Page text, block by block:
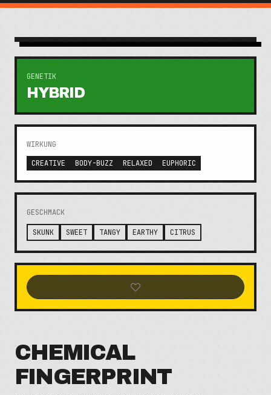
GENETIK
HYBRID
WIRKUNG
CREATIVE
BODY-BUZZ RELAXED EUPHORIC
GESCHMACK
SKUNK SWEET TANGY EARTHY CITRUS
CHEMICAL
FINGERPRINT